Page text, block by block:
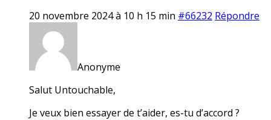
20 novembre 2024 à 10 h 15 min #66232 Répondre
Anonyme
Salut Untouchable,
Je veux bien essayer de t’aider, es-tu d’accord ?